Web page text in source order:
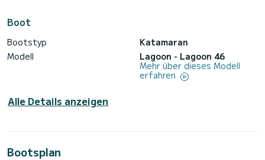
Boot
Bootstyp
Katamaran
Modell
Lagoon - Lagoon 46
Mehr über dieses Modell
erfahren
Alle Details anzeigen
Bootsplan